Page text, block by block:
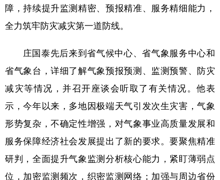
障，持续提升监测精密、预报精准、服务精细能力，
全力筑牢防灾减灾第一道防线。
庄国泰先后来到省气候中心、省气象服务中心和
省气象台，详细了解气象预报预测、监测预警、防灾
减灾等情况，并召开座谈会听取了有关情况。他表
示，今年以来，多地因极端天气引发次生灾害，气象
形势复杂，不确定性增强，对气象事业高质量发展和
服务保障经济社会发展提出了新的要求。要聚焦精准
研判，全面提升气象监测分析核心能力，紧盯薄弱点
位，加密监测频次，织密监测网络；加强与周边省份